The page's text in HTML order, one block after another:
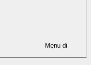
Menu di